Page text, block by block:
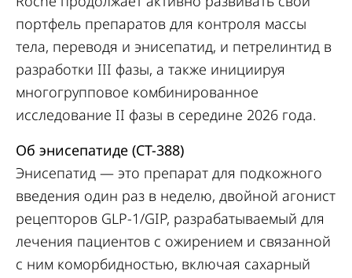
портфель препаратов для контроля массы
тела, переводя и энисепатид, и петрелинтид в
разработки III фазы, а также инициируя
многогрупповое комбинированное
исследование II фазы в середине 2026 года.
Об энисепатиде (CT-388)
Энисепатид — это препарат для подкожного
введения один раз в неделю, двойной агонист
рецепторов GLP-1/GIP, разрабатываемый для
лечения пациентов с ожирением и связанной
с ним коморбидностью, включая сахарный